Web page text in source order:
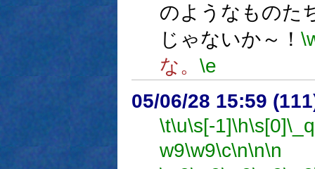
のようなものた
じゃないか～！
な。 \e
05/06/28 15:59
\t\u\s[-1]\h\s[0]\_q
w9\w9\c\n\n\n